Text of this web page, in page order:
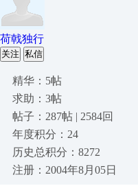
荷戟独行
关注 私信
精华：5帖
求助：3帖
帖子：287帖 | 2584回
年度积分：24
历史总积分：8272
注册：2004年8月05日